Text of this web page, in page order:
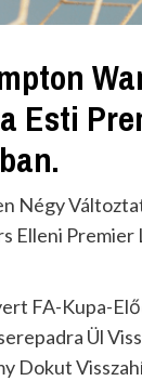
Esti
Négy
Elleni Premier
FA-Kupa-
Ül
Dokut